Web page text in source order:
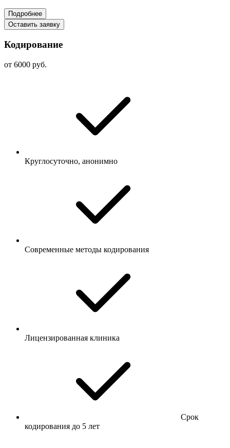
Подробнее
Оставить заявку
Кодирование
от 6000 руб.
Круглосуточно, анонимно
Современные методы кодирования
Лицензированная клиника
Срок
кодирования до 5 лет